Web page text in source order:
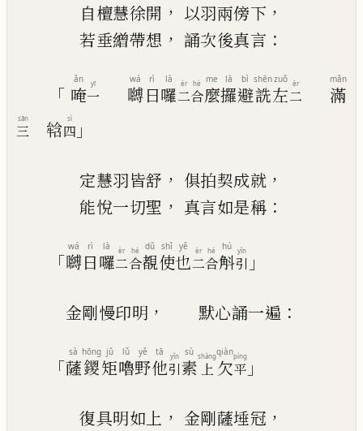
自檀慧徐開 ， 以羽兩傍下 ，
若垂繒帶想 ， 誦次後真言 ：
「 唵
ǎn
一
yī
嚩
wá
日
rì
囉
là
二
èr
合
hé
麼
me
攞
là
避
bì
詵
shēn
左
zuǒ
二
èr
滿
mǎn
三
sān
𤚥四
sì 」
定慧羽皆舒 ， 俱拍契成就 ，
能悅一切聖 ， 真言如是稱 ：
「嚩
wá
日
rì
囉
là
二
èr
合
hé
覩
dǔ
使
shǐ
也
yě
二
èr
合
hé
斛
hú
引
yǐn 」
金剛慢印明 ， 默心誦一遍 ：
「薩
sà
鑁
hōng
矩
jǔ
嚕
lǔ
野
yě
他
tā
引
yǐn
素
sù
上
shàng
欠
qiàn
平
píng 」
復具明如上 ， 金剛薩埵冠 ，